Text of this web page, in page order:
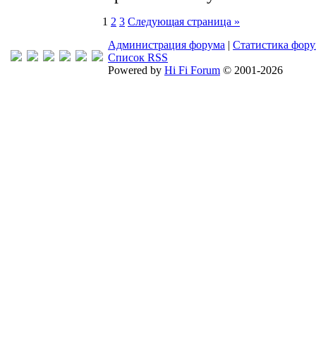
1 2 3 Следующая страница »
Администрация форума | Статистика
Список RSS
Powered by Hi Fi Forum © 2001-2026